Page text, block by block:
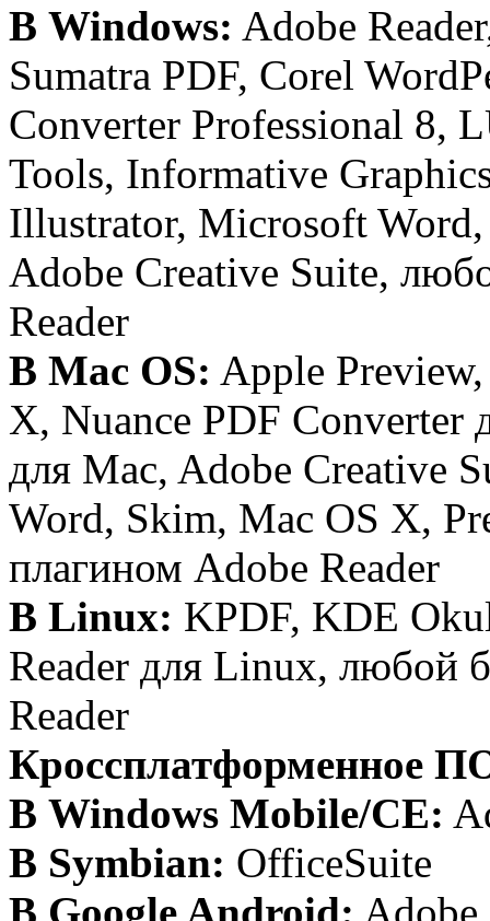
В Windows: Adobe
Sumatra PDF, Corel
Converter Professional 8,
Tools, Informative
Illustrator, Microsoft
Adobe Creative Suite,
Reader
В Mac OS: Apple
X, Nuance PDF Converter
для Mac, Adobe Creative
Word, Skim, Mac OS X,
плагином Adobe Reader
В Linux: KPDF, KDE
Reader для Linux, любой
Reader
Кроссплатформенное
В Windows Mobile/CE:
В Symbian: OfficeSuite
В Google Android: Adobe